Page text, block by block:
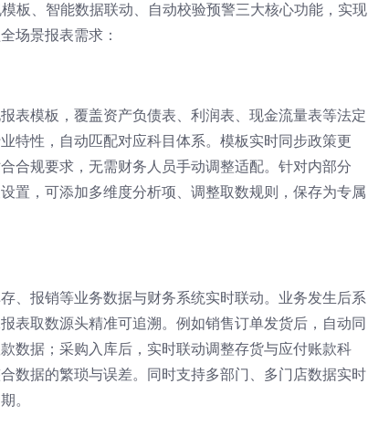
板、智能数据联动、自动校验预警三大核心功能，实现
场景报表需求：
表模板，覆盖资产负债表、利润表、现金流量表等法定
特性，自动匹配对应科目体系。模板实时同步政策更
合规要求，无需财务人员手动调整适配。针对内部分
置，可添加多维度分析项、调整取数规则，保存为专属
、报销等业务数据与财务系统实时联动。业务发生后系
表取数源头精准可追溯。例如销售订单发货后，自动同
数据；采购入库后，实时联动调整存货与应付账款科
数据的繁琐与误差。同时支持多部门、多门店数据实时
。